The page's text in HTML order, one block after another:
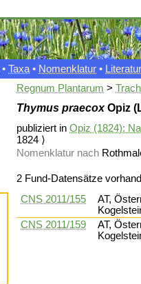
• Taxa • Nomenklatur • Literatur
Regnum Plantarum >
Thymus praecox Opiz
publiziert in Opiz (1824):
1824 ⟩
Nomenklatur nach
2 Fund-Datensätze
CNS 2011/155
AT,
CNS 2011/159
AT,